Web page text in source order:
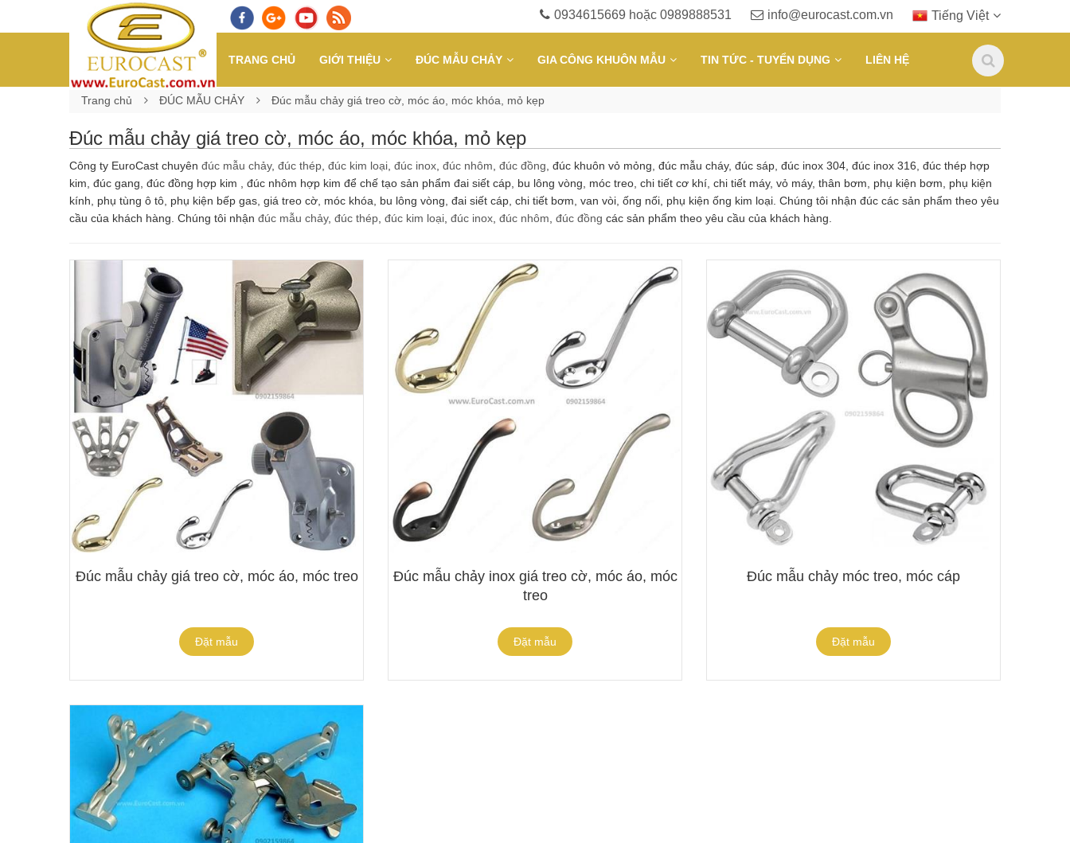
0934615669 hoặc 0989888531 info@eurocast.com.vn Tiếng Việt
TRANG CHỦ GIỚI THIỆU ĐÚC MẪU CHẢY GIA CÔNG KHUÔN MẪU TIN TỨC - TUYỂN DỤNG LIÊN HỆ
Trang chủ ĐÚC MẪU CHẢY Đúc mẫu chảy giá treo cờ, móc áo, móc khóa, mỏ kẹp
Đúc mẫu chảy giá treo cờ, móc áo, móc khóa, mỏ kẹp
Công ty EuroCast chuyên đúc mẫu chảy, đúc thép đúc kim loại đúc inox đúc nhôm đúc đồng , đúc khuôn vỏ mỏng, đúc mẫu cháy, đúc sáp, đúc inox 304, đúc inox 316, đúc thép hợp
kim, đúc gang, đúc đồng hợp kim , đúc nhôm hợp kim để chế tạo sản phẩm đai siết cáp, bu lông vòng, móc treo, chi tiết cơ khí, chi tiết máy, vỏ máy, thân bơm, phụ kiện bơm, phụ kiện
kính, phụ tùng ô tô, phụ kiện bếp gas, giá treo cờ, móc khóa, bu lông vòng, đai siết cáp, chi tiết bơm, van vòi, ống nối, phụ kiện ống kim loại. Chúng tôi nhận đúc các sản phẩm theo yêu
cầu của khách hàng. Chúng tôi nhận đúc mẫu chảy, đúc thép đúc kim loại đúc inox đúc nhôm đúc đồng các sản phẩm theo yêu cầu của khách hàng.
Đúc mẫu chảy giá treo cờ, móc áo, móc treo
Đặt mẫu
Đúc mẫu chảy inox giá treo cờ, móc áo, móc
treo
Đặt mẫu
Đúc mẫu chảy móc treo, móc cáp
Đặt mẫu